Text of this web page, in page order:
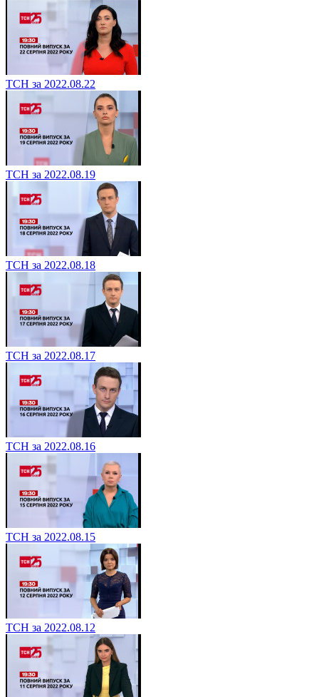
ТСН за 2022.08.22
ТСН за 2022.08.19
ТСН за 2022.08.18
ТСН за 2022.08.17
ТСН за 2022.08.16
ТСН за 2022.08.15
ТСН за 2022.08.12